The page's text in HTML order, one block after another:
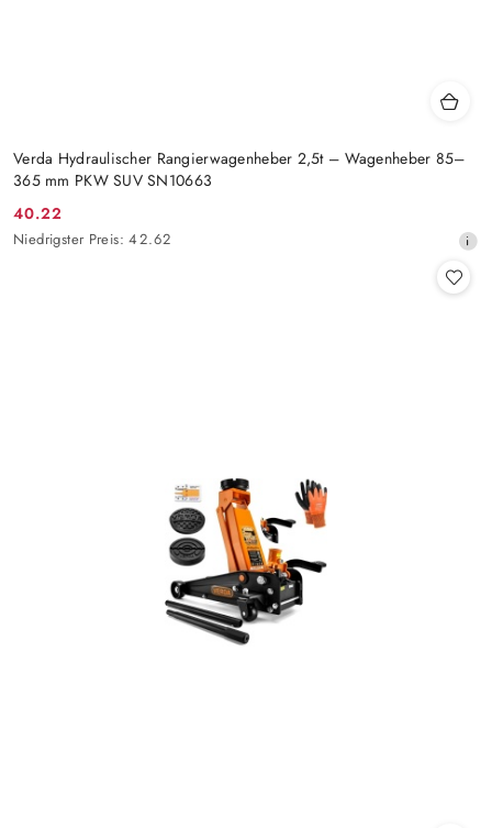
Verda Hydraulischer Rangierwagenheber 2,5t – Wagenheber 85–
365 mm PKW SUV SN10663
Aktionspreis:
40.22
Niedrigster
Niedrigster Preis: 42.62